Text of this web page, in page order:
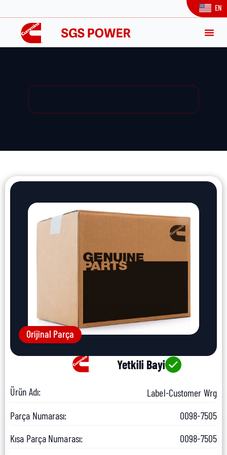
EN
Orijinal Parça
Yetkili Bayi
Ürün Adı:
Label-Customer Wrg
Parça Numarası:
0098-7505
Kısa Parça Numarası:
0098-7505